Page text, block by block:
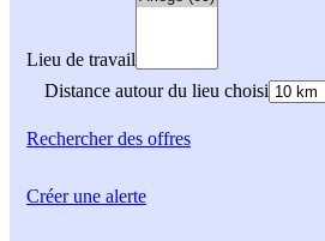
Lieu de travail
Distance autour du lieu choisi
Rechercherdes offres
Créer une alerte